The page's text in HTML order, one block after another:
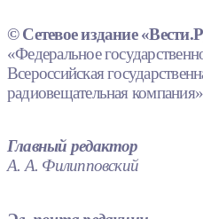
© Сетевое издание
«Федеральное
Всероссийская
радиовещательная
Главный редактор
А. А. Филипповский